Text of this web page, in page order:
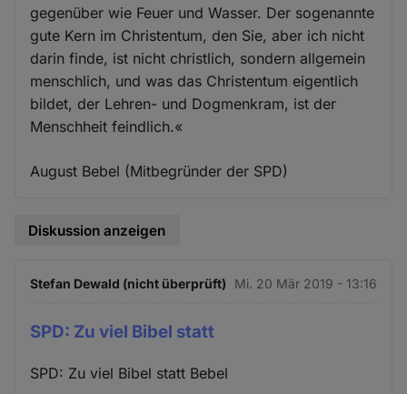
gegenüber wie Feuer und Wasser. Der sogenannte
gute Kern im Christentum, den Sie, aber ich nicht
darin finde, ist nicht christlich, sondern allgemein
menschlich, und was das Christentum eigentlich
bildet, der Lehren- und Dogmenkram, ist der
Menschheit feindlich.«
August Bebel (Mitbegründer der SPD)
Diskussion anzeigen
Stefan Dewald (nicht überprüft) Mi. 20 Mär 2019 - 13:16
SPD: Zu viel Bibel statt
SPD: Zu viel Bibel statt Bebel